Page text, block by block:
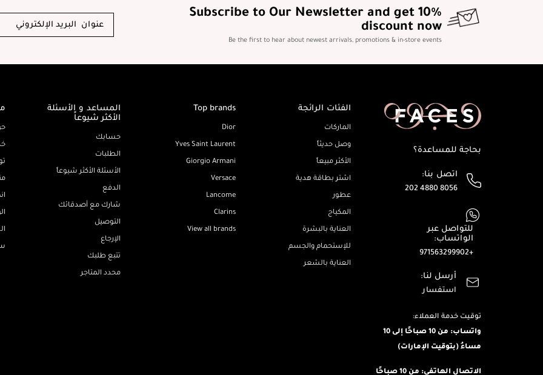
Subscribe to Our Newsletter and get 10%
discount now
Be the first to hear about newest arrivals, promotions & in-store events
بحاجة للمساعدة؟
اتصل بنا:
202 4880 8056
للتواصل عبر
الواتساب:
+971563299902
أرسل لنا:
استفسار
توقيت خدمة العملاء:
واتساب: من 10 صباحًا إلى 10
مساءُ (بتوقيت الإمارات)
الاتصال الهاتفي: من 10 صباحًا
الفئات الرائجة
الماركات
وصل حديثاً
الأكثر مبيعاً
اشترِ بطاقة هدية
عطور
المكياج
العناية بالبشرة
للإستحمام والجسم
العناية بالشعر
Top brands
Dior
Yves Saint Laurent
Giorgio Armani
Versace
Lancome
Clarins
View all brands
المساعد و الأسئلة
الأكثر شيوعاً
حسابك
الطلبات
الأسئلة الأكثر شيوعاً
الدفع
شارك مع أصدقائك
التوصيل
الإرجاع
تتبع طلبك
محدد المتاجر